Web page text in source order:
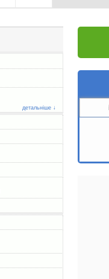
детальніше ↓